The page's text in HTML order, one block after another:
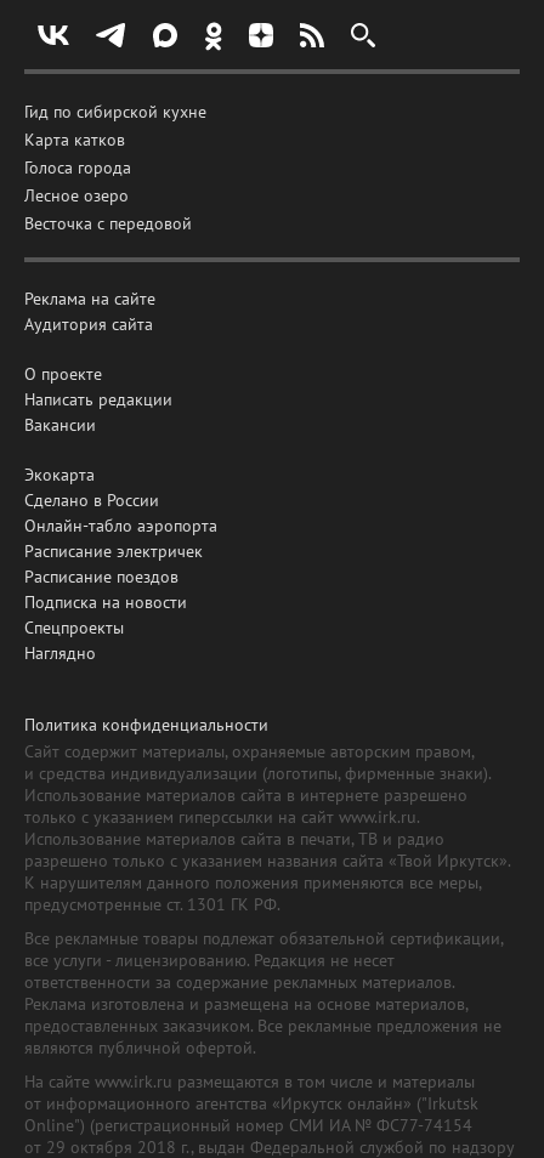
Гид по сибирской кухне
Карта катков
Голоса города
Лесное озеро
Весточка с передовой
Реклама на сайте
Аудитория сайта
О проекте
Написать редакции
Вакансии
Экокарта
Сделано в России
Онлайн-табло аэропорта
Расписание электричек
Расписание поездов
Подписка на новости
Спецпроекты
Наглядно
Политика конфиденциальности
Сайт содержит материалы, охраняемые авторским правом,
и средства индивидуализации (логотипы, фирменные знаки).
Использование материалов сайта в интернете разрешено
только с указанием гиперссылки на сайт www.irk.ru.
Использование материалов сайта в печати, ТВ и радио
разрешено только с указанием названия сайта «Твой Иркутск».
К нарушителям данного положения применяются все меры,
предусмотренные ст. 1301 ГК РФ.
Все рекламные товары подлежат обязательной сертификации,
все услуги - лицензированию. Редакция не несет
ответственности за содержание рекламных материалов.
Реклама изготовлена и размещена на основе материалов,
предоставленных заказчиком. Все рекламные предложения не
являются публичной офертой.
На сайте www.irk.ru размещаются в том числе и материалы
от информационного агентства «Иркутск онлайн» ("Irkutsk
Online") (регистрационный номер СМИ ИА № ФС77-74154
от 29 октября 2018 г., выдан Федеральной службой по надзору